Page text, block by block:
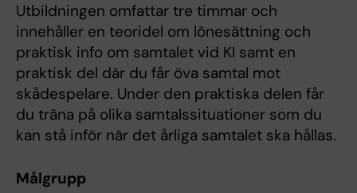
Utbildningen omfattar tre timmar och
innehåller en teoridel om lönesättning och
praktisk info om samtalet vid KI samt en
praktisk del där du får öva samtal mot
skådespelare. Under den praktiska delen får
du träna på olika samtalssituationer som du
kan stå inför när det årliga samtalet ska hållas.
Målgrupp